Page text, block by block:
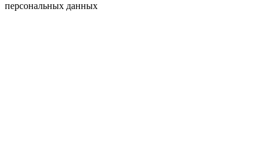
персональных данных